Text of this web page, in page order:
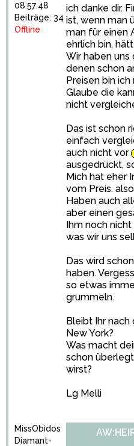
08:57:48
Beiträge: 34
Offline
ich danke dir.
ist, wenn man
man für einen
ehrlich bin,
Wir haben
denen schon
Preisen bin
Glaube die
nicht
Das ist schon
einfach
auch nicht vor
ausgedrückt,
Mich hat eher
vom Preis.
Haben auch
aber einen
Ihm noch
was wir uns
Das wird
haben.
so etwas
grummeln.
Bleibt Ihr nach
New York?
Was macht
schon
wirst?
Lg Melli
MissObidos
Diamant-